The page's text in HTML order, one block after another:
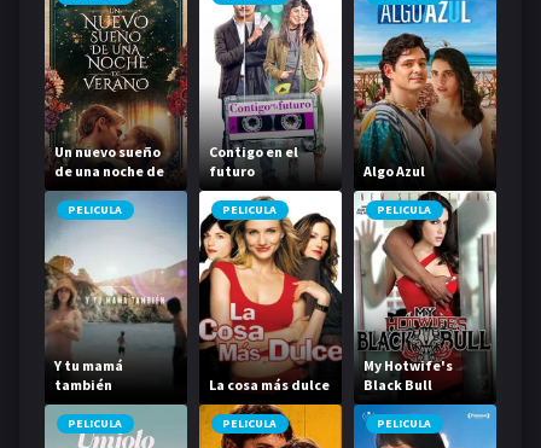
Un nuevo sueño
de una noche de
verano
Contigo en el
futuro
Algo Azul
PELICULA
Y tu mamá
también
PELICULA
La cosa más dulce
PELICULA
My Hotwife's
Black Bull
PELICULA PELICULA PELICULA